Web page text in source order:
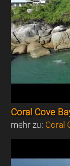
Coral Cove
mehr zu: Coral